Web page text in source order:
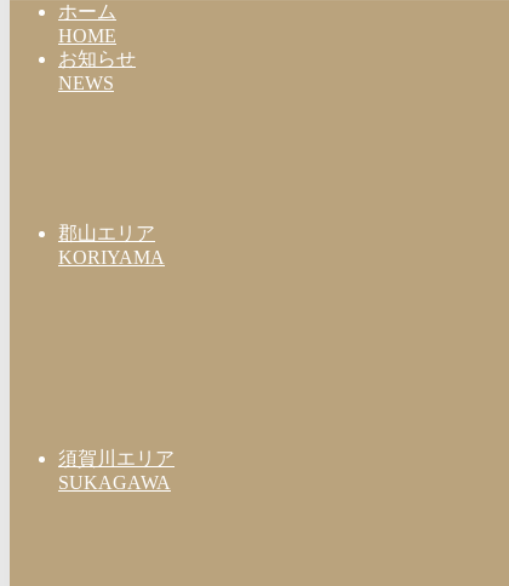
ホーム
HOME
お知らせ
NEWS
郡山エリア
KORIYAMA
須賀川エリア
SUKAGAWA